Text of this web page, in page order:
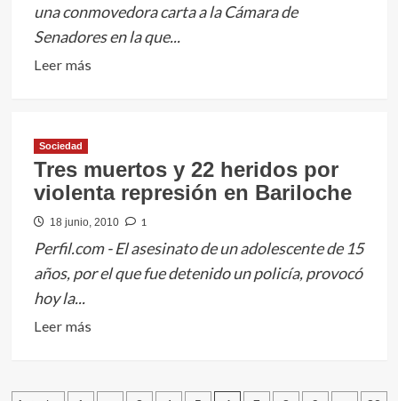
usada
en
Internet
una conmovedora carta a la Cámara de
Senadores en la que...
Leer másLeer
carta
que
escribió
senadores
joven
un
Sociedad
Tres muertos y 22 heridos por
violenta represión en Bariloche
18 junio, 2010 1
Perfil.com - El asesinato de un adolescente de 15
años, por el que fue detenido un policía, provocó
hoy la...
Leer másLeer
Tres